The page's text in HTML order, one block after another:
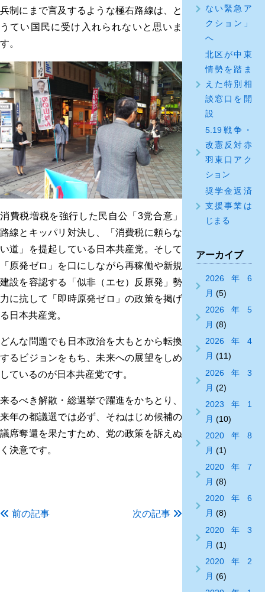
兵制にまで言及するような極右路線は、と
うてい国民に受け入れられないと思いま
す。
消費税増税を強行した民自公「3党合意」
路線とキッパリ対決し、「消費税に頼らな
い道」を提起している日本共産党。そして
「原発ゼロ」を口にしながら再稼働や新規
建設を容認する「似非（エセ）反原発」勢
力に抗して「即時原発ゼロ」の政策を掲げ
る日本共産党。
どんな問題でも日本政治を大もとから転換
するビジョンをもち、未来への展望をしめ
しているのが日本共産党です。
来るべき解散・総選挙で躍進をかちとり、
来年の都議選では必ず、そねはじめ候補の
議席奪還を果たすため、党の政策を訴えぬ
く決意です。
前の記事 次の記事
ない緊急ア
クション」
へ
北区が中東
情勢を踏ま
えた特別相
談窓口を開
設
5.19戦争・
改憲反対赤
羽東口アク
ション
奨学金返済
支援事業は
じまる
アーカイブ
2026年6
月 (5)
2026年5
月 (8)
2026年4
月 (11)
2026年3
月 (2)
2023年1
月 (10)
2020年8
月 (1)
2020年7
月 (8)
2020年6
月 (8)
2020年3
月 (1)
2020年2
月 (6)